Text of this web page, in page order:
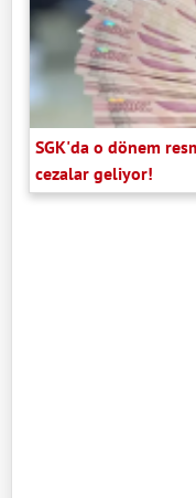
SGK'da o dönem
cezalar geliyor!